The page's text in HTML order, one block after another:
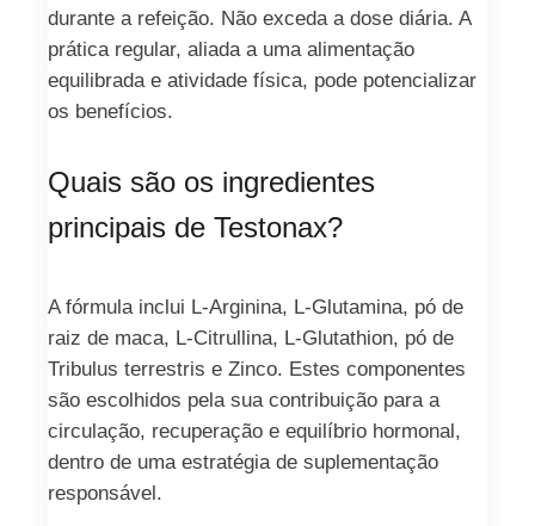
durante a refeição. Não exceda a dose diária. A
prática regular, aliada a uma alimentação
equilibrada e atividade física, pode potencializar
os benefícios.
Quais são os ingredientes
principais de Testonax?
A fórmula inclui L-Arginina, L-Glutamina, pó de
raiz de maca, L-Citrullina, L-Glutathion, pó de
Tribulus terrestris e Zinco. Estes componentes
são escolhidos pela sua contribuição para a
circulação, recuperação e equilíbrio hormonal,
dentro de uma estratégia de suplementação
responsável.